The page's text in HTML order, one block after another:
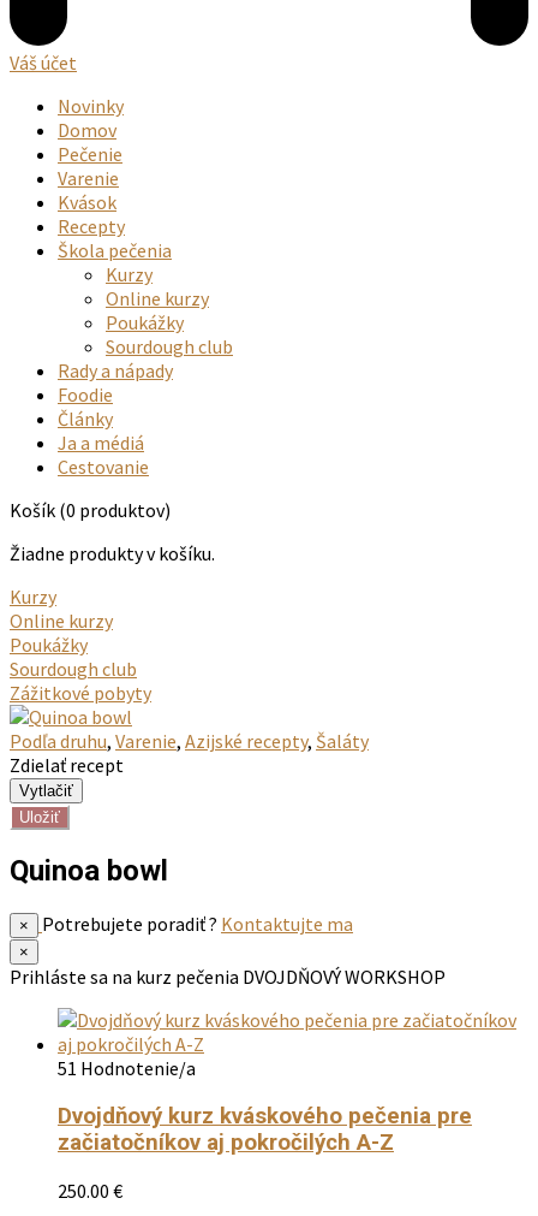
Váš účet
Novinky
Domov
Pečenie
Varenie
Kvások
Recepty
Škola pečenia
Kurzy
Online kurzy
Poukážky
Sourdough club
Rady a nápady
Foodie
Články
Ja a médiá
Cestovanie
Košík (0 produktov)
Žiadne produkty v košíku.
Kurzy
Online kurzy
Poukážky
Sourdough club
Zážitkové pobyty
Podľa druhu, Varenie, Azijské recepty, Šaláty
Zdielať recept
Uložiť
Quinoa bowl
× Potrebujete poradiť ? Kontaktujte ma
×
Prihláste sa na kurz pečenia DVOJDŇOVÝ WORKSHOP
51 Hodnotenie/a
Dvojdňový kurz kváskového pečenia pre
začiatočníkov aj pokročilých A-Z
250.00 €